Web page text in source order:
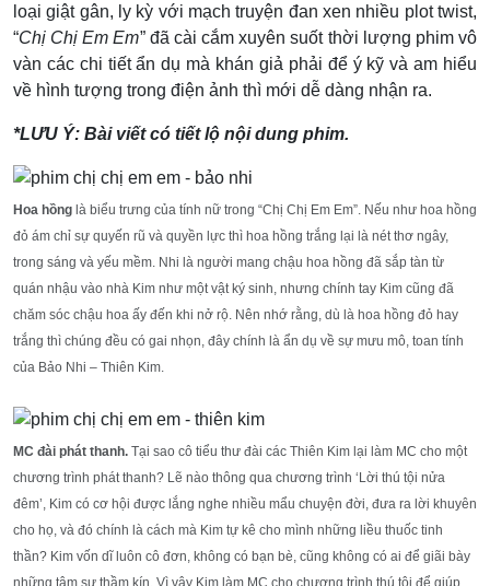
loại giật gân, ly kỳ với mạch truyện đan xen nhiều plot twist,
“Chị Chị Em Em” đã cài cắm xuyên suốt thời lượng phim vô
vàn các chi tiết ẩn dụ mà khán giả phải để ý kỹ và am hiểu
về hình tượng trong điện ảnh thì mới dễ dàng nhận ra.
*LƯU Ý: Bài viết có tiết lộ nội dung phim.
Hoa hồng là biểu trưng của tính nữ trong “Chị Chị Em Em”. Nếu như hoa hồng
đỏ ám chỉ sự quyến rũ và quyền lực thì hoa hồng trắng lại là nét thơ ngây,
trong sáng và yếu mềm. Nhi là người mang chậu hoa hồng đã sắp tàn từ
quán nhậu vào nhà Kim như một vật ký sinh, nhưng chính tay Kim cũng đã
chăm sóc chậu hoa ấy đến khi nở rộ. Nên nhớ rằng, dù là hoa hồng đỏ hay
trắng thì chúng đều có gai nhọn, đây chính là ẩn dụ về sự mưu mô, toan tính
của Bảo Nhi – Thiên Kim.
MC đài phát thanh. Tại sao cô tiểu thư đài các Thiên Kim lại làm MC cho một
chương trình phát thanh? Lẽ nào thông qua chương trình ‘Lời thú tội nửa
đêm’, Kim có cơ hội được lắng nghe nhiều mẩu chuyện đời, đưa ra lời khuyên
cho họ, và đó chính là cách mà Kim tự kê cho mình những liều thuốc tinh
thần? Kim vốn dĩ luôn cô đơn, không có bạn bè, cũng không có ai để giãi bày
những tâm sự thầm kín. Vì vậy Kim làm MC cho chương trình thú tội để giúp